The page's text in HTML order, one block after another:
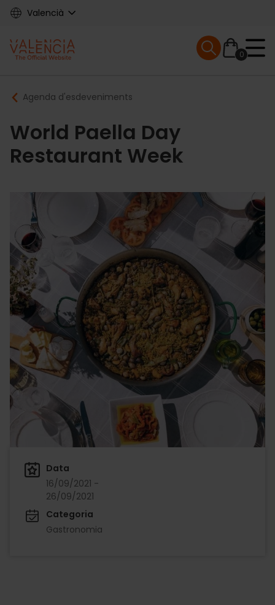
Skip
content
Valencià
Main
navigation
0
Mobile menu
Breadcrumb
Agenda d'esdeveniments
World Paella Day
Restaurant Week
Data
16/09/2021 -
26/09/2021
Categoria
Gastronomia